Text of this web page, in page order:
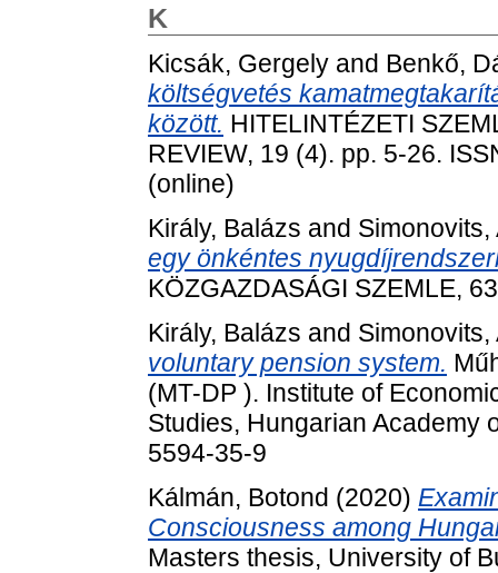
K
Kicsák, Gergely and Benkő,
költségvetés
között. HITELINTÉZETI
REVIEW, 19 (4). pp. 5-26.
(online)
Király, Balázs and Simonovits,
egy önkéntes
KÖZGAZDASÁGI SZEMLE,
Király, Balázs and Simonovits,
voluntary pension system.
(MT-DP ). Institute of
Studies, Hungarian Academy
5594-35-9
Kálmán, Botond (2020)
Consciousness among
Masters thesis, University of